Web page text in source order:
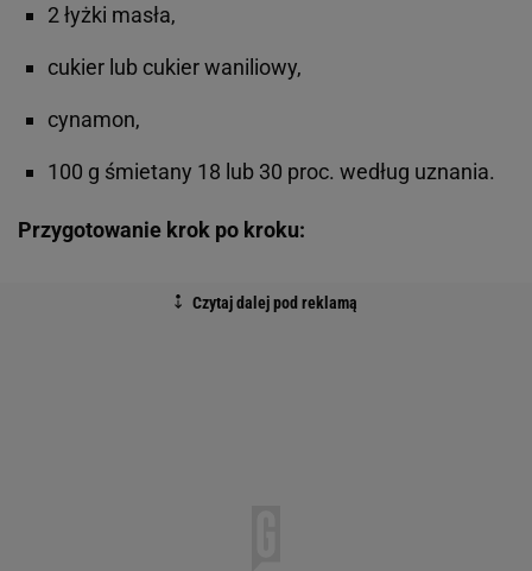
2 łyżki masła,
cukier lub cukier waniliowy,
cynamon,
100 g śmietany 18 lub 30 proc. według uznania.
Przygotowanie krok po kroku: